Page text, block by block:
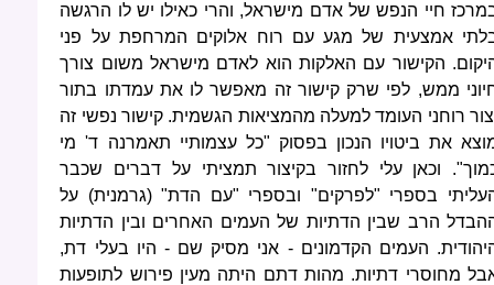
חיי הנפש של אדם מישראל, והרי כאילו יש לו הרגשה
אמצעית של מגע עם רוח אלוקים המרחפת על פני
הקישור עם האלקות הוא לאדם מישראל משום צורך
ממש, לפי שרק קישור זה מאפשר לו את עמדתו בתור
רוחני העומד למעלה מהמציאות הגשמית. קישור נפשי זה
את ביטויו הנכון בפסוק "כל עצמותיי תאמרנה ד' מי
וכאן עלי לחזור בקיצור תמציתי על דברים שכבר
בספרי "לפרקים" ובספרי "עם הדת" (גרמנית) על
הרב שבין הדתיות של העמים האחרים ובין הדתיות
העמים הקדמונים - אני מסיק שם - היו בעלי דת,
מחוסרי דתיות. מהות דתם היתה מעין פירוש לתופעות